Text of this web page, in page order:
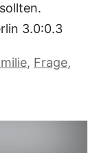
3.0:0.3
, Frage,